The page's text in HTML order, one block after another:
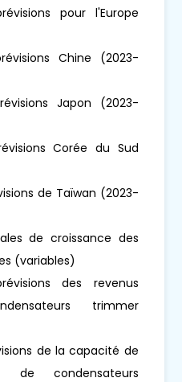
pour l'Europe
Chine (2023-
Japon (2023-
Corée du Sud
de Taïwan (2023-
de croissance des
(variables)
des revenus
trimmer
de la capacité de
de condensateurs